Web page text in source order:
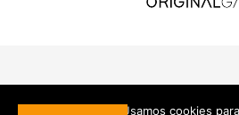
Usamos cookies